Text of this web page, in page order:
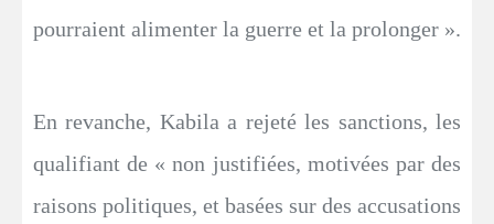
pourraient alimenter la guerre et la prolonger ».
En revanche, Kabila a rejeté les sanctions, les
qualifiant de « non justifiées, motivées par des
raisons politiques, et basées sur des accusations